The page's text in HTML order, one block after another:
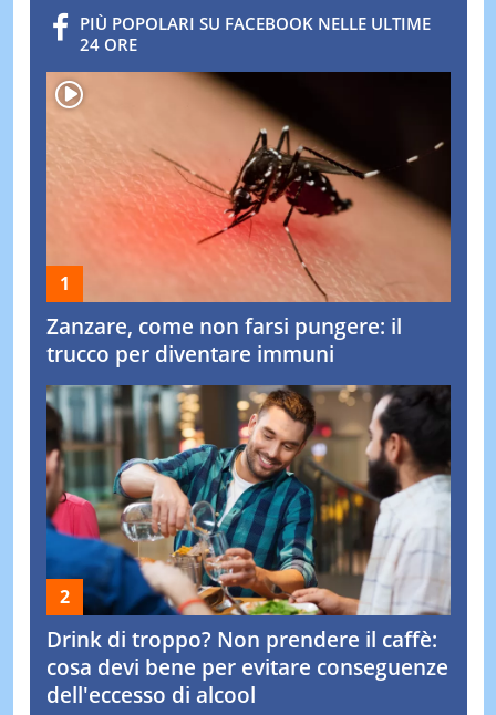
PIÙ POPOLARI SU FACEBOOK NELLE ULTIME
24 ORE
Zanzare, come non farsi pungere: il
trucco per diventare immuni
Drink di troppo? Non prendere il caffè:
cosa devi bene per evitare conseguenze
dell'eccesso di alcool